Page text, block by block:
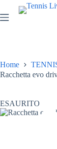
al
contenuto
Home
Racchetta evo
ESAURITO